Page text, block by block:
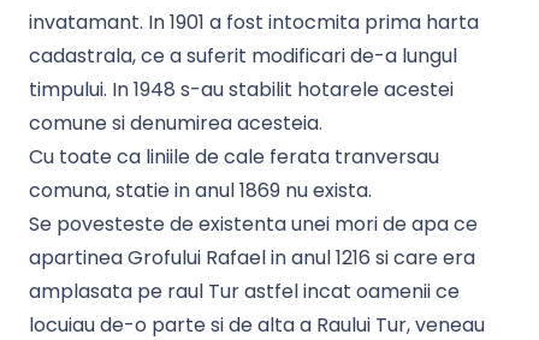
invatamant. In 1901 a fost intocmita prima harta
cadastrala, ce a suferit modificari de-a lungul
timpului. In 1948 s-au stabilit hotarele acestei
comune si denumirea acesteia.
Cu toate ca liniile de cale ferata tranversau
comuna, statie in anul 1869 nu exista.
Se povesteste de existenta unei mori de apa ce
apartinea Grofului Rafael in anul 1216 si care era
amplasata pe raul Tur astfel incat oamenii ce
locuiau de-o parte si de alta a Raului Tur, veneau